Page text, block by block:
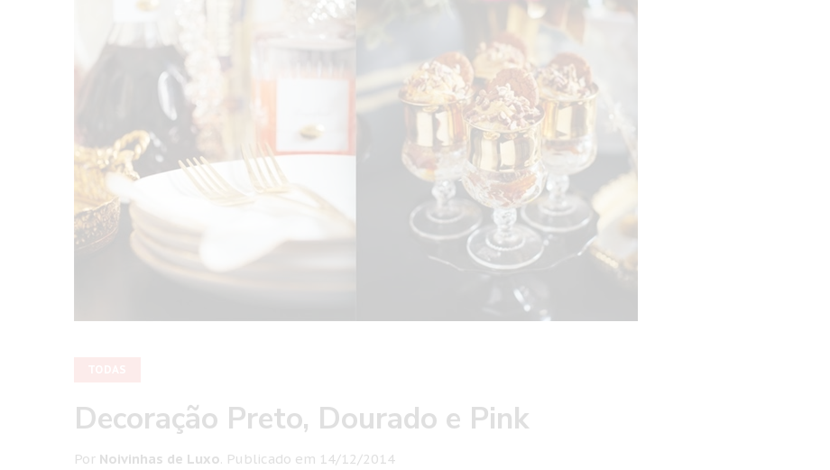
Decoração Preto, Dourado e Pink
Por Noivinhas de Luxo Publicado em 14/12/2014